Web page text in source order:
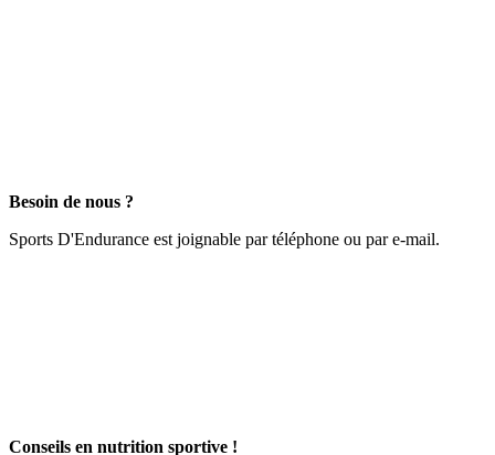
Besoin de nous ?
Sports D'Endurance est joignable par téléphone ou par e-mail.
Conseils en nutrition sportive !